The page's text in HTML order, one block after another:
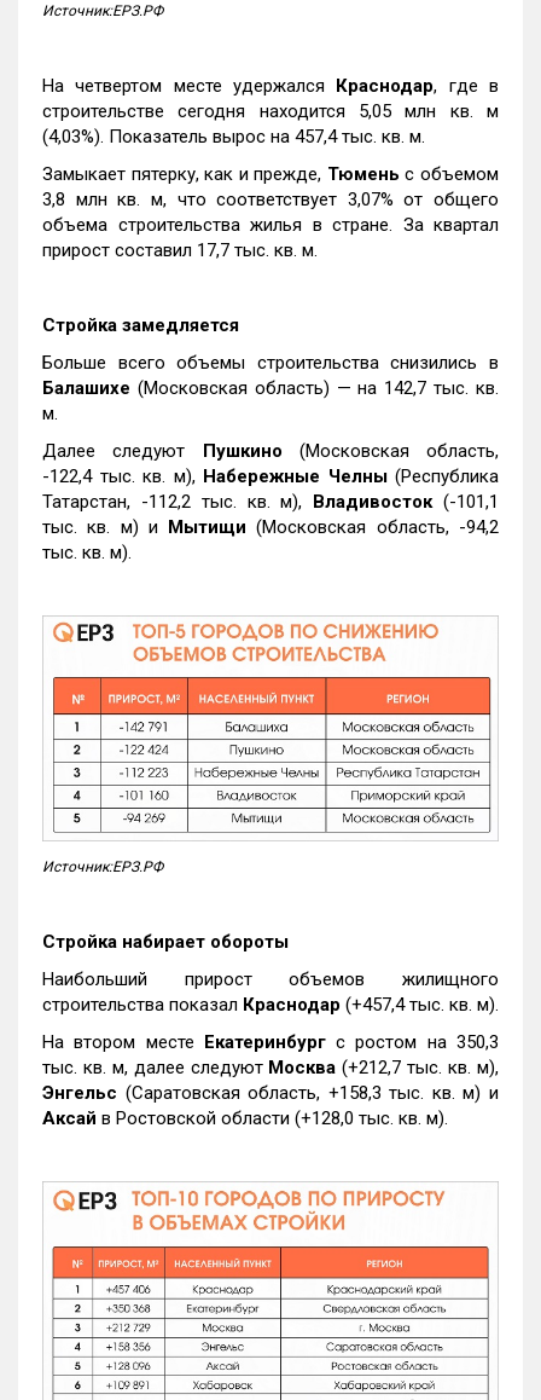
Источник:ЕРЗ.РФ
На четвертом месте удержался Краснодар, где в
строительстве сегодня находится 5,05 млн кв. м
(4,03%). Показатель вырос на 457,4 тыс. кв. м.
Замыкает пятерку, как и прежде, Тюмень с объемом
3,8 млн кв. м, что соответствует 3,07% от общего
объема строительства жилья в стране. За квартал
прирост составил 17,7 тыс. кв. м.
Стройка замедляется
Больше всего объемы строительства снизились в
Балашихе (Московская область) — на 142,7 тыс. кв.
м.
Далее следуют Пушкино (Московская область,
-122,4 тыс. кв. м), Набережные Челны(Республика
Татарстан, -112,2 тыс. кв. м), Владивосток(-101,1
тыс. кв. м) и Мытищи (Московская область, -94,2
тыс. кв. м).
Источник:ЕРЗ.РФ
Стройка набирает обороты
Наибольший прирост объемов жилищного
строительства показал Краснодар (+457,4 тыс. кв. м).
На втором месте Екатеринбургс ростом на 350,3
тыс. кв. м, далее следуют Москва (+212,7 тыс. кв. м),
Энгельс (Саратовская область, +158,3 тыс. кв. м) и
Аксай в Ростовской области (+128,0 тыс. кв. м).